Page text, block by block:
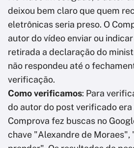
deixou bem claro que quem
eletrônicas seria preso. O
autor do vídeo enviar ou
retirada a declaração do
não respondeu até o
verificação.
Como verificamos: Para
do autor do post verificado era
Comprova fez buscas no
chave "Alexandre de Moraes",